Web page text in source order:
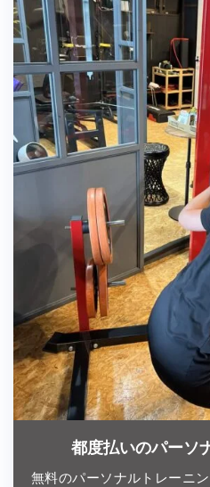
都度払いのパーソ
無料のパーソナルトレーニ